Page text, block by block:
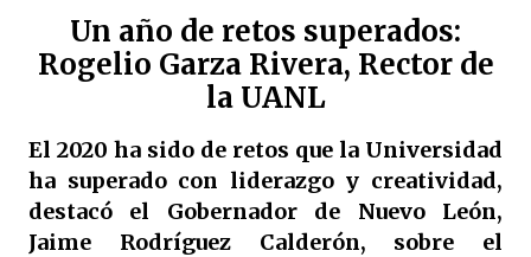
Un año de retos superados:
Rogelio Garza Rivera, Rector de
la UANL
El 2020 ha sido de retos que la Universidad
ha superado con liderazgo y creatividad,
destacó el Gobernador de Nuevo León,
Jaime Rodríguez Calderón, sobre el